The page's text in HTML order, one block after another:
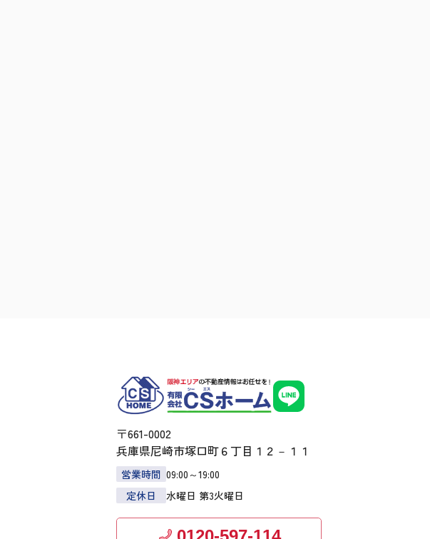
〒661-0002
兵庫県尼崎市塚口町６丁目１２－１１
営業時間 09:00～19:00
定休日
水曜日 第3火曜日